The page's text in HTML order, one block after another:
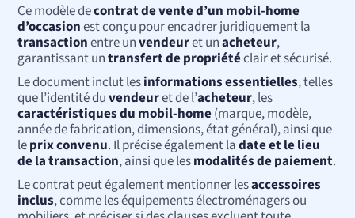
Ce modèle decontrat de vente d’un mobil-home
d’occasionest conçu pour encadrer juridiquement la
transactionentre unvendeuret unacheteur,
garantissant untransfert de propriétéclair et sécurisé.
Le document inclut lesinformations essentielles, telles
que l’identité duvendeuret de l’acheteur, les
caractéristiques du mobil-home(marque, modèle,
année de fabrication, dimensions, état général), ainsi que
leprix convenu. Il précise également ladate et le lieu
de la transaction, ainsi que lesmodalités de paiement.
Le contrat peut également mentionner lesaccessoires
inclus, comme les équipements électroménagers ou